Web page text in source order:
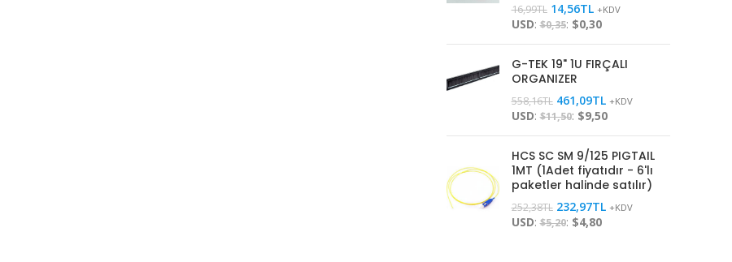
16,99TL 14,56TL +KDV
USD:$0,35: $0,30
G-TEK 19" 1U FIRÇALI
ORGANIZER
558,16TL 461,09TL +KDV
USD:$11,50: $9,50
HCS SC SM 9/125 PIGTAIL
1MT (1Adet fiyatıdır - 6'lı
paketler halinde satılır)
252,38TL 232,97TL +KDV
USD:$5,20: $4,80